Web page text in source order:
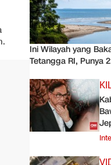
Ini Wilayah yang
Tetangga RI, Punya